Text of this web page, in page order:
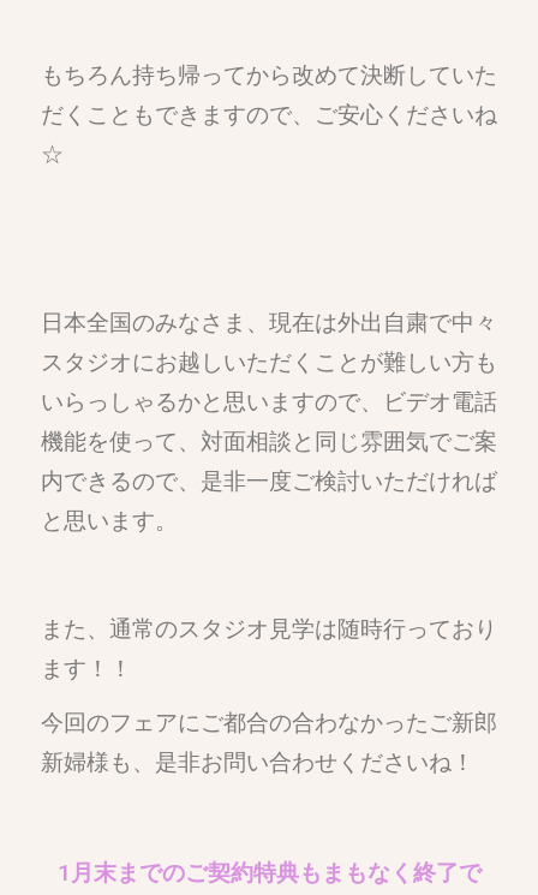
もちろん持ち帰ってから改めて決断していた
だくこともできますので、ご安心くださいね
☆
日本全国のみなさま、現在は外出自粛で中々
スタジオにお越しいただくことが難しい方も
いらっしゃるかと思いますので、ビデオ電話
機能を使って、対面相談と同じ雰囲気でご案
内できるので、是非一度ご検討いただければ
と思います。
また、通常のスタジオ見学は随時行っており
ます！！
今回のフェアにご都合の合わなかったご新郎
新婦様も、是非お問い合わせくださいね！
1月末までのご契約特典もまもなく終了で